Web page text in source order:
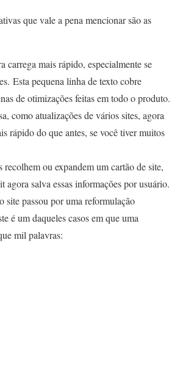
que vale a pena mencionar são as
carrega mais rápido, especialmente se
Esta pequena linha de texto cobre
de otimizações feitas em todo o produto.
como atualizações de vários sites, agora
rápido do que antes, se você tiver muitos
recolhem ou expandem um cartão de site,
agora salva essas informações por usuário.
site passou por uma reformulação
é um daqueles casos em que uma
mil palavras: